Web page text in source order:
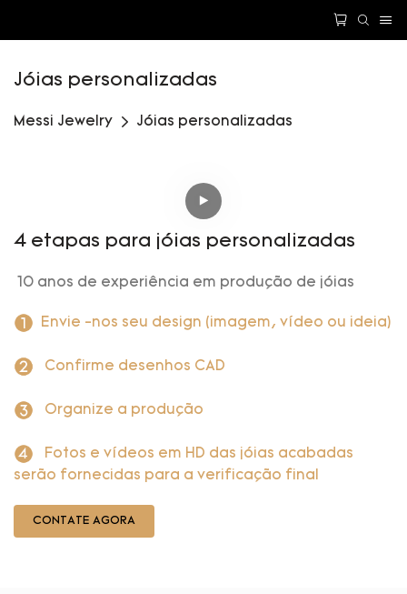
Jóias personalizadas
Messi Jewelry Jóias personalizadas
4 etapas para jóias personalizadas
10 anos de experiência em produção de jóias
Envie -nos seu design (imagem, vídeo ou ideia)
Confirme desenhos CAD
Organize a produção
Fotos e vídeos em HD das jóias acabadas
serão fornecidas para a verificação final
CONTATE AGORA